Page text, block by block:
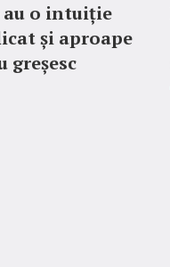
au o intuiție
și aproape
greșesc